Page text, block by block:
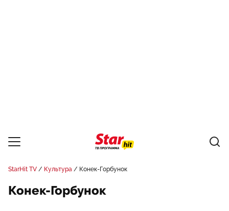
StarHit TV Культура Конек-Горбунок
Конек-Горбунок